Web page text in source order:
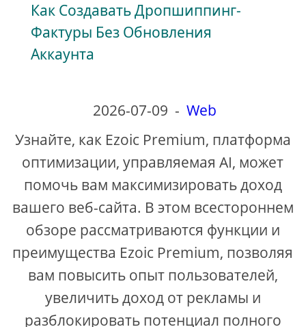
a
V
i
d
e
o
Как Создавать Дропшиппинг-
Фактуры Без Обновления
Аккаунта
2026-07-09 - Web
Узнайте, как Ezoic Premium, платформа
оптимизации, управляемая AI, может
помочь вам максимизировать доход
вашего веб-сайта. В этом всестороннем
обзоре рассматриваются функции и
преимущества Ezoic Premium, позволяя
вам повысить опыт пользователей,
увеличить доход от рекламы и
разблокировать потенциал полного